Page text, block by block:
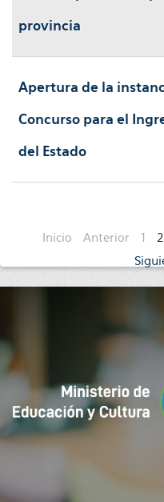
provincia
Apertura de la
Concurso para el
del Estado
Inicio Anterior 1 2